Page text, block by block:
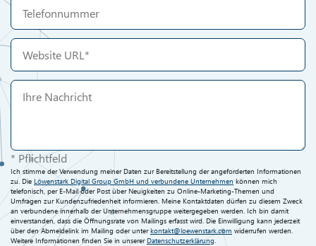
* Pflichtfeld
Ich stimme der Verwendung meiner Daten zur Bereitstellung der angeforderten Informationen
zu. Die Löwenstark Digital Group GmbH und verbundene Unternehmen können mich
telefonisch, per E-Mail oder Post über Neuigkeiten zu Online-Marketing-Themen und
Umfragen zur Kundenzufriedenheit informieren. Meine Kontaktdaten dürfen zu diesem Zweck
an verbundene innerhalb der Unternehmensgruppe weitergegeben werden. Ich bin damit
einverstanden, dass die Öffnungsrate von Mailings erfasst wird. Die Einwilligung kann jederzeit
über den Abmeldelink im Mailing oder unterkontakt@loewenstark.com widerrufen werden.
Weitere Informationen finden Sie in unserer Datenschutzerklärung